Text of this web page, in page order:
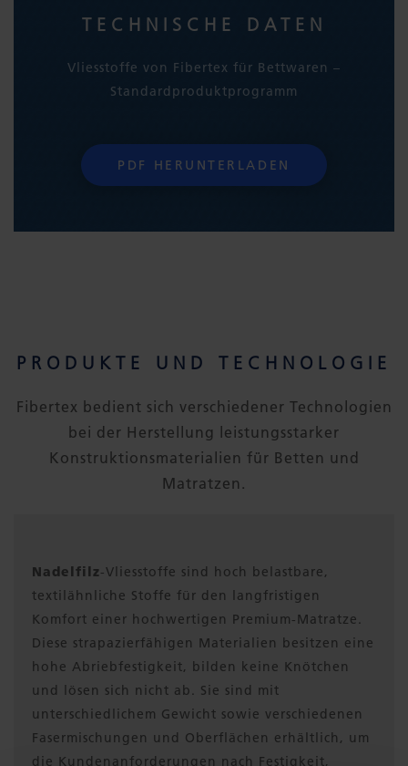
TECHNISCHE DATEN
Vliesstoffe von Fibertex für Bettwaren –
Standardproduktprogramm
PDF HERUNTERLADEN
PRODUKTE UND TECHNOLOGIE
Fibertex bedient sich verschiedener Technologien
bei der Herstellung leistungsstarker
Konstruktionsmaterialien für Betten und
Matratzen.
Nadelfilz-Vliesstoffe sind hoch belastbare,
textilähnliche Stoffe für den langfristigen
Komfort einer hochwertigen Premium-Matratze.
Diese strapazierfähigen Materialien besitzen eine
hohe Abriebfestigkeit, bilden keine Knötchen
und lösen sich nicht ab. Sie sind mit
unterschiedlichem Gewicht sowie verschiedenen
Fasermischungen und Oberflächen erhältlich, um
die Kundenanforderungen nach Festigkeit,